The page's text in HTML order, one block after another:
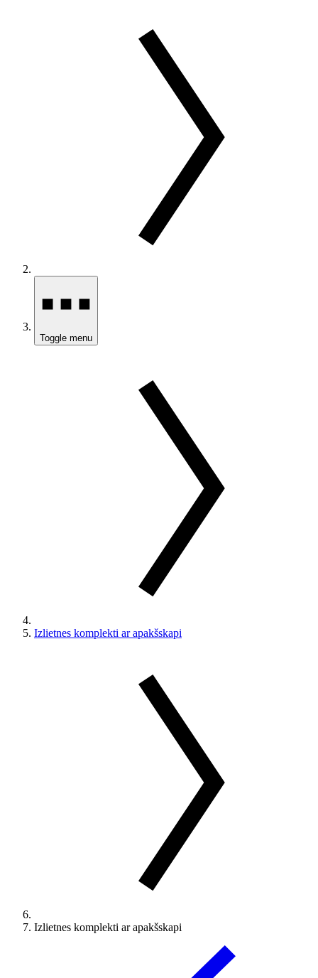
Toggle menu
Izlietnes komplekti ar apakšskapi
Izlietnes komplekti ar apakšskapi